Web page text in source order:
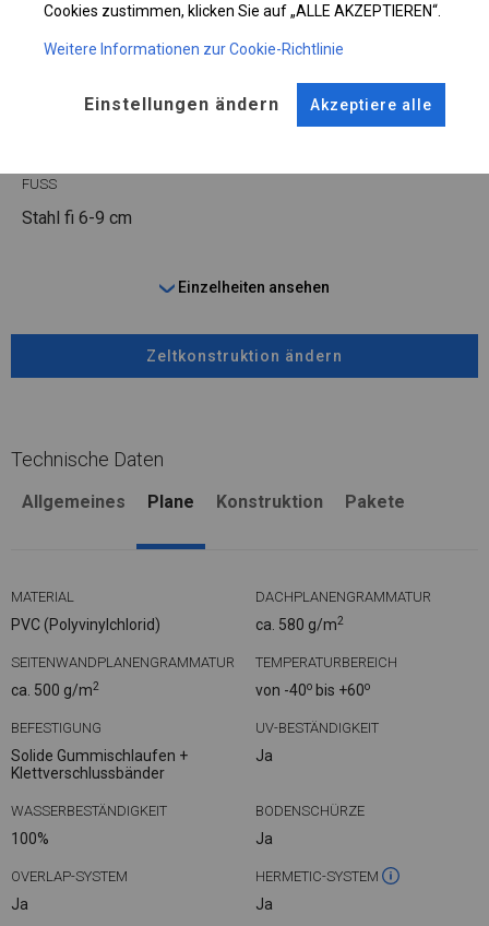
SUMMER
ANSCHLÜSSE
FUSS
Stahl fi 6-9 cm
Einzelheiten ansehen
Zeltkonstruktion ändern
Technische Daten
Allgemeines Plane Konstruktion Pakete
MATERIAL
PVC (Polyvinylchlorid)
DACHPLANENGRAMMATUR
ca. 580 g/m2
SEITENWANDPLANENGRAMMATUR
ca. 500 g/m2
TEMPERATURBEREICH
von -40o bis +60o
BEFESTIGUNG
Solide Gummischlaufen +
Klettverschlussbänder
UV-BESTÄNDIGKEIT
Ja
WASSERBESTÄNDIGKEIT
100%
BODENSCHÜRZE
Ja
OVERLAP-SYSTEM
Ja
HERMETIC-SYSTEM
Ja
Cookies zustimmen, klicken Sie auf „ALLE AKZEPTIEREN“.
Weitere Informationen zur Cookie-Richtlinie
Einstellungen ändern Akzeptiere alle